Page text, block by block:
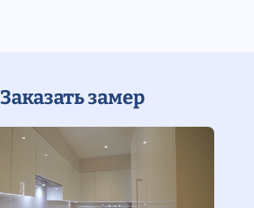
Заказать замер